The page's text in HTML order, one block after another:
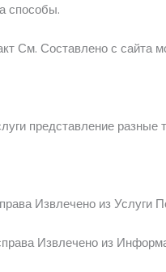
способы.
См. Составленос сайта
представление разные
Извлечено изУслуги
Извлечено из